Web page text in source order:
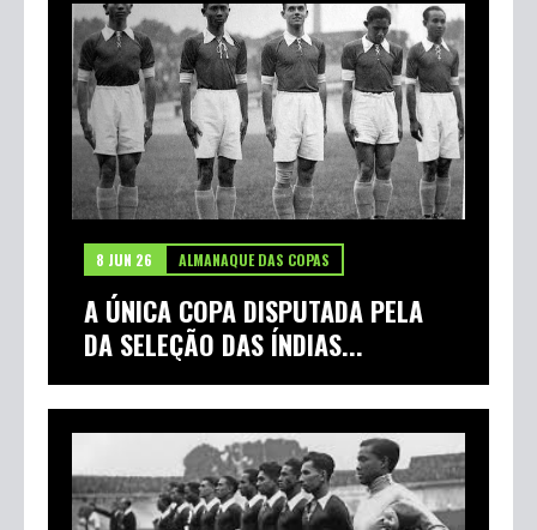
8 JUN 26 ALMANAQUE DAS COPAS
A ÚNICA COPA DISPUTADA PELA
DA SELEÇÃO DAS ÍNDIAS...